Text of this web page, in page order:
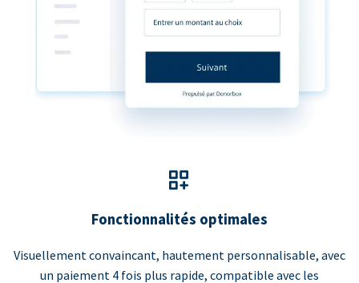
Fonctionnalités optimales
Visuellement convaincant, hautement personnalisable, avec
un paiement 4 fois plus rapide, compatible avec les